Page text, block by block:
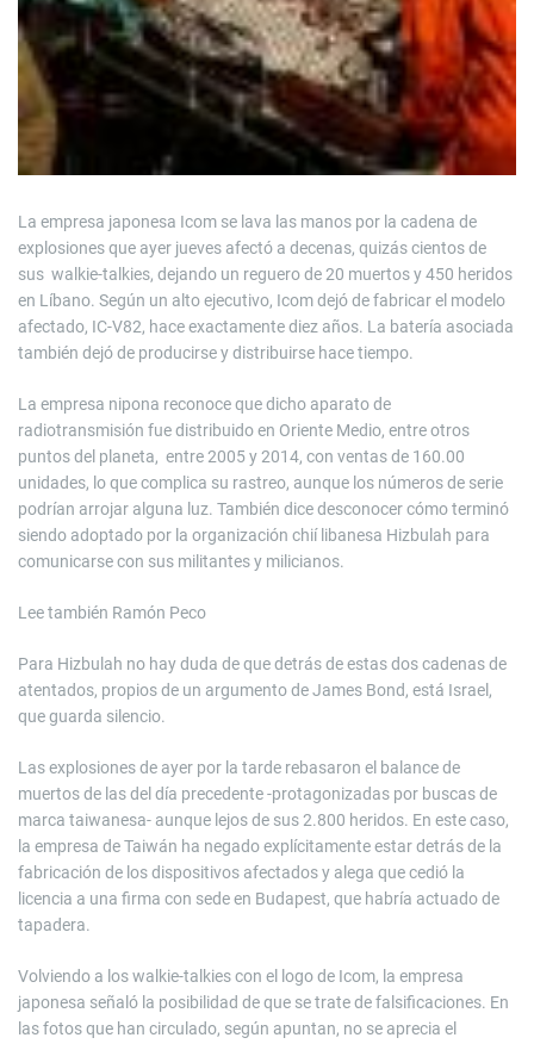
La empresa japonesa Icom se lava las manos por la cadena de
explosiones que ayer jueves afectó a decenas, quizás cientos de
sus walkie-talkies, dejando un reguero de 20 muertos y 450 heridos
en Líbano. Según un alto ejecutivo, Icom dejó de fabricar el modelo
afectado, IC-V82, hace exactamente diez años. La batería asociada
también dejó de producirse y distribuirse hace tiempo.
La empresa nipona reconoce que dicho aparato de
radiotransmisión fue distribuido en Oriente Medio, entre otros
puntos del planeta, entre 2005 y 2014, con ventas de 160.00
unidades, lo que complica su rastreo, aunque los números de serie
podrían arrojar alguna luz. También dice desconocer cómo terminó
siendo adoptado por la organización chií libanesa Hizbulah para
comunicarse con sus militantes y milicianos.
Lee también Ramón Peco
Para Hizbulah no hay duda de que detrás de estas dos cadenas de
atentados, propios de un argumento de James Bond, está Israel,
que guarda silencio.
Las explosiones de ayer por la tarde rebasaron el balance de
muertos de las del día precedente -protagonizadas por buscas de
marca taiwanesa- aunque lejos de sus 2.800 heridos. En este caso,
la empresa de Taiwán ha negado explícitamente estar detrás de la
fabricación de los dispositivos afectados y alega que cedió la
licencia a una firma con sede en Budapest, que habría actuado de
tapadera.
Volviendo a los walkie-talkies con el logo de Icom, la empresa
japonesa señaló la posibilidad de que se trate de falsificaciones. En
las fotos que han circulado, según apuntan, no se aprecia el